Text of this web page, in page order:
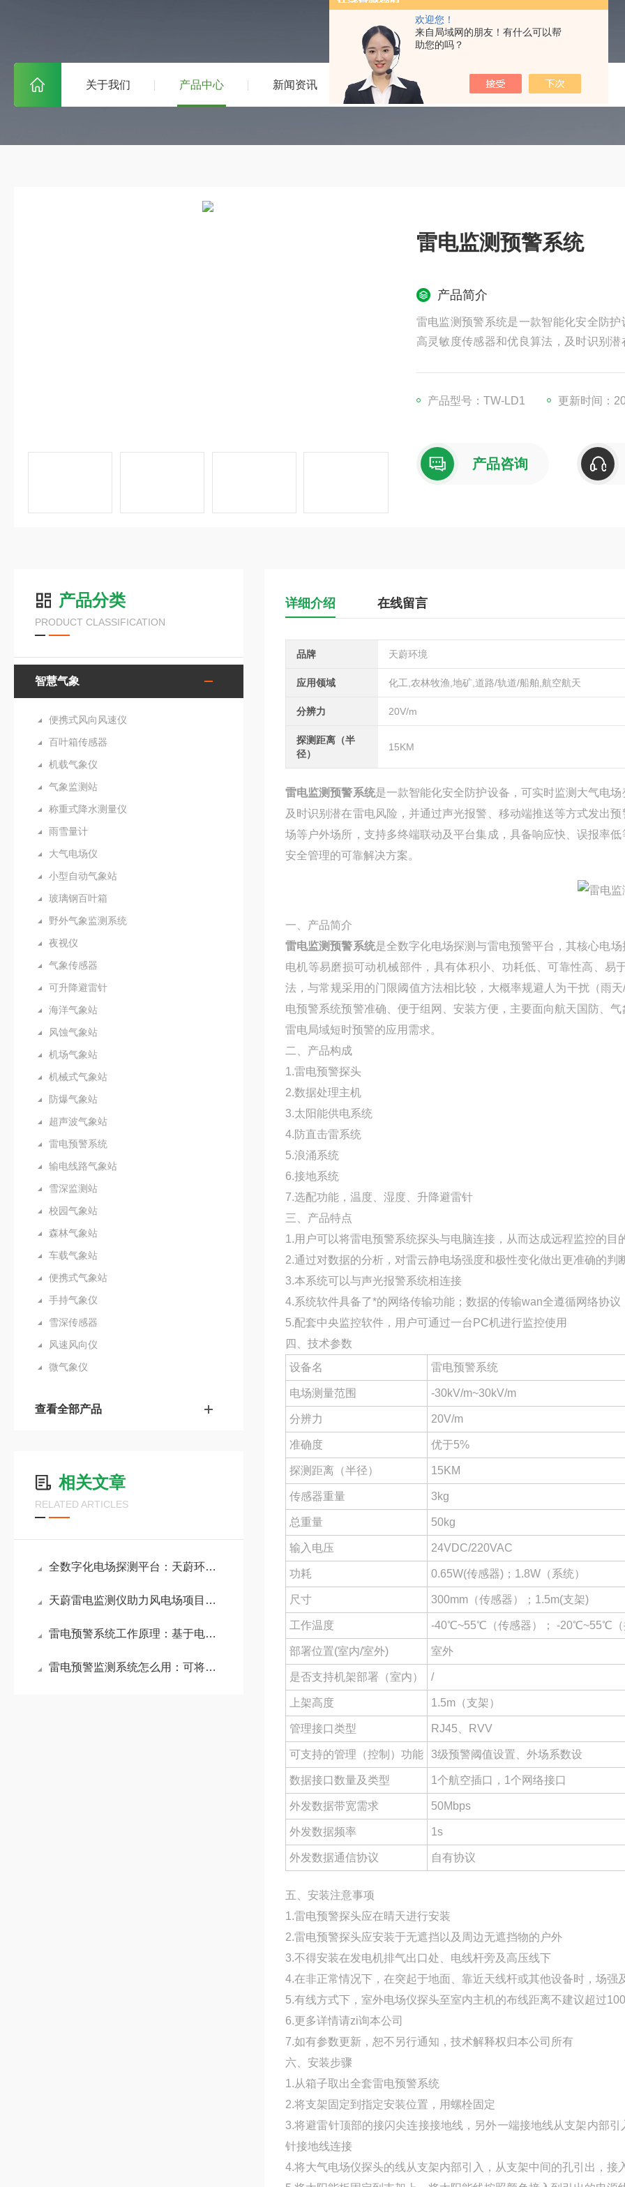
欢迎您！
来自局域网的朋友！有什么可以帮
助您的吗？
关于我们 产品中心 新闻资讯 技术文章 在线留言 联系我们
雷电监测预警系统
产品简介
雷电监测预警系统是一款智能化安全防
高灵敏度传感器和优良算法，及时识别
方案。
产品型号：TW-LD1 更新时间：
产品咨询
产品分类
PRODUCT CLASSIFICATION
智慧气象
便携式风向风速仪
百叶箱传感器
机载气象仪
气象监测站
称重式降水测量仪
雨雪量计
大气电场仪
小型自动气象站
玻璃钢百叶箱
野外气象监测系统
夜视仪
气象传感器
可升降避雷针
海洋气象站
风蚀气象站
机场气象站
机械式气象站
防爆气象站
超声波气象站
雷电预警系统
输电线路气象站
雪深监测站
校园气象站
森林气象站
车载气象站
便携式气象站
手持气象仪
雪深传感器
风速风向仪
微气象仪
查看全部产品
相关文章
RELATED ARTICLES
全数字化电场探测平台：天蔚环境雷电预警系统多维数据融合与动态预警能力
天蔚雷电监测仪助力风电场项目：实时监测雷电活动，提供精准的雷电预警
雷电预警系统工作原理：基于电荷感应原理提前感知雷电风险并发出有效预警
雷电预警监测系统怎么用：可将系统探头与云服务器连接，从而实现远程监控
详细介绍 在线留言
品牌 天蔚环境
应用领域 化工,农林牧渔,地矿,道路/轨道/船舶,航空航天
分辨力 20V/m
探测距离（半
径）
15KM
雷电监测预警系统是一款智能化安全防护设备，可实时监测大气电
及时识别潜在雷电风险，并通过声光报警、移动端推送等方式发出
场等户外场所，支持多终端联动及平台集成，具备响应快、误报率
安全管理的可靠解决方案。
一、产品简介
雷电监测预警系统是全数字化电场探测与雷电预警平台，其核心电
电机等易磨损可动机械部件，具有体积小、功耗低、可靠性高、
法，与常规采用的门限阈值方法相比较，大概率规避人为干扰（雨
电预警系统预警准确、便于组网、安装方便，主要面向航天国防、
雷电局域短时预警的应用需求。
二、产品构成
1.雷电预警探头
2.数据处理主机
3.太阳能供电系统
4.防直击雷系统
5.浪涌系统
6.接地系统
7.选配功能，温度、湿度、升降避雷针
三、产品特点
1.用户可以将雷电预警系统探头与电脑连接，从而达成远程监控的目
2.通过对数据的分析，对雷云静电场强度和极性变化做出更准确的判
3.本系统可以与声光报警系统相连接
4.系统软件具备了*的网络传输功能；数据的传输wan全遵循网络协议
5.配套中央监控软件，用户可通过一台PC机进行监控使用
四、技术参数
设备名
雷电预警系统
电场测量范围 -30kV/m~30kV/m
分辨力 20V/m
准确度 优于5%
探测距离（半径） 15KM
传感器重量 3kg
总重量 50kg
输入电压 24VDC/220VAC
功耗 0.65W(传感器)；1.8W（系统）
尺寸 300mm（传感器）；1.5m(支架)
工作温度 -40℃~55℃（传感器）； -20℃~55℃（
部署位置(室内/室外) 室外
是否支持机架部署（室内） /
上架高度 1.5m（支架）
管理接口类型 RJ45、RVV
可支持的管理（控制）功能 3级预警阈值设置、外场系数设
数据接口数量及类型 1个航空插口，1个网络接口
外发数据带宽需求 50Mbps
外发数据频率 1s
外发数据通信协议 自有协议
五、安装注意事项
1.雷电预警探头应在晴天进行安装
2.雷电预警探头应安装于无遮挡以及周边无遮挡物的户外
3.不得安装在发电机排气出口处、电线杆旁及高压线下
4.在非正常情况下，在突起于地面、靠近天线杆或其他设备时，场强
5.有线方式下，室外电场仪探头至室内主机的布线距离不建议超过
6.更多详情请zi询本公司
7.如有参数更新，恕不另行通知，技术解释权归本公司所有
六、安装步骤
1.从箱子取出全套雷电预警系统
2.将支架固定到指定安装位置，用螺栓固定
3.将避雷针顶部的接闪尖连接接地线，另外一端接地线从支架内部
针接地线连接
4.将大气电场仪探头的线从支架内部引入，从支架中间的孔引出，